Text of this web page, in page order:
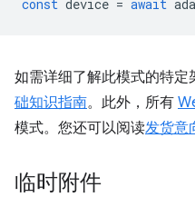
const device = await
如需详细了解此模式的特定
础知识指南。此外，所有
模式。您还可以阅读发货意
临时附件